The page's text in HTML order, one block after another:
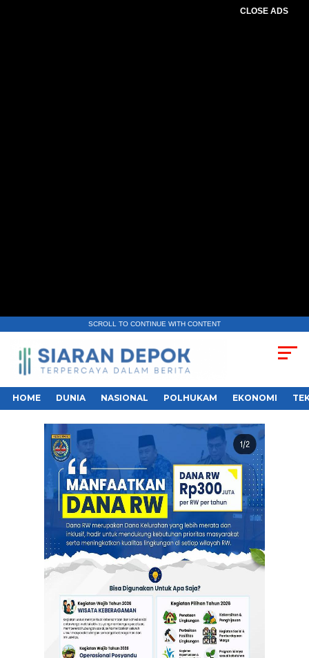
CLOSE ADS
SCROLL TO CONTINUE WITH CONTENT
HOME DUNIA NASIONAL POLHUKAM EKONOMI